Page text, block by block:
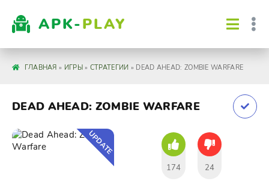
APK-PLAY
ГЛАВНАЯ » ИГРЫ» СТРАТЕГИИ » DEAD AHEAD: ZOMBIE WARFARE
DEAD AHEAD: ZOMBIE WARFARE
UPDATE
174 24